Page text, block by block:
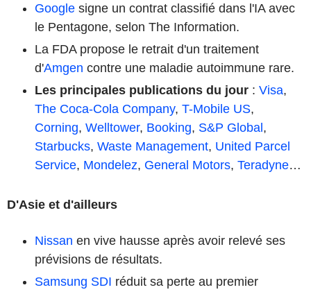
Google signe un contrat classifié dans l'IA avec
le Pentagone, selon The Information.
La FDA propose le retrait d'un traitement
d'Amgen contre une maladie autoimmune rare.
Les principales publications du jour : Visa,
The Coca-Cola Company, T-Mobile US,
Corning, Welltower, Booking, S&P Global,
Starbucks, Waste Management, United Parcel
Service, Mondelez, General Motors, Teradyne…
D'Asie et d'ailleurs
Nissan en vive hausse après avoir relevé ses
prévisions de résultats.
Samsung SDI réduit sa perte au premier